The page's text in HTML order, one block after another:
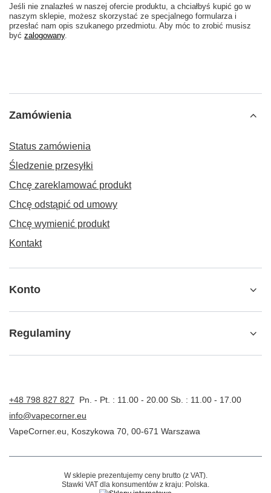
Jeśli nie znalazłeś w naszej ofercie produktu, a chciałbyś kupić go w
naszym sklepie, możesz skorzystać ze specjalnego formularza i
przesłać nam opis szukanego przedmiotu. Aby móc to zrobić musisz
być zalogowany.
Zamówienia
Status zamówienia
Śledzenie przesyłki
Chcę zareklamować produkt
Chcę odstąpić od umowy
Chcę wymienić produkt
Kontakt
Konto
Regulaminy
+48 798 827 827
Pn. - Pt. : 11.00 - 20.00 Sb. : 11.00 - 17.00
info@vapecorner.eu
VapeCorner.eu
Koszykowa 70 00-671 Warszawa
W sklepie prezentujemy ceny brutto (z VAT).
Stawki VAT dla konsumentów z kraju: Polska.